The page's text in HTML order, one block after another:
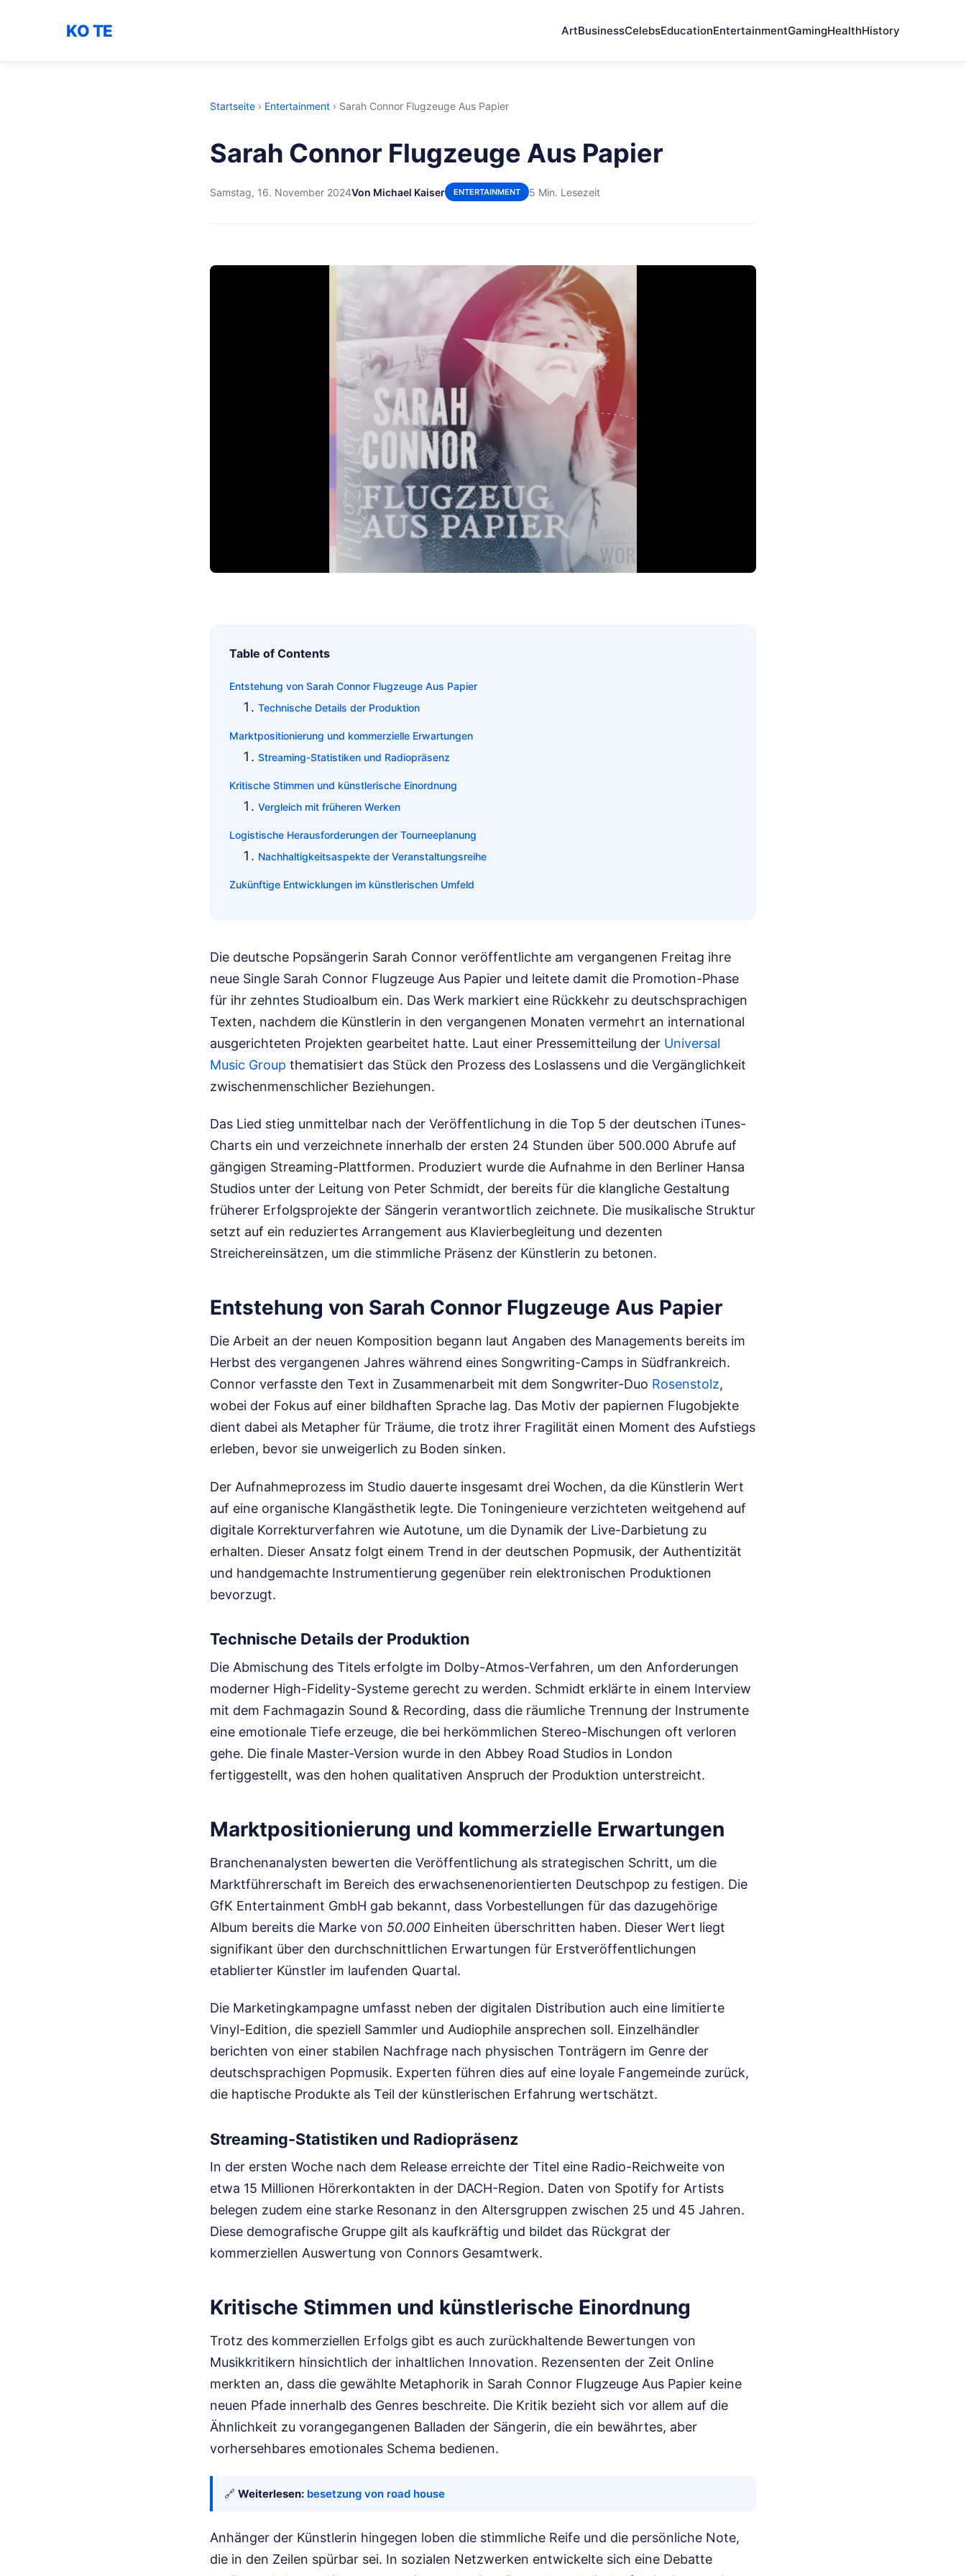
KO TE ArtBusinessCelebsEducationEntertainmentGamingHealthHistory
Startseite › Entertainment › Sarah Connor Flugzeuge Aus Papier
Sarah Connor Flugzeuge Aus Papier
Samstag, 16. November 2024Von Michael Kaiser ENTERTAINMENT 5 Min. Lesezeit
Table of Contents
Entstehung von Sarah Connor Flugzeuge Aus Papier
Technische Details der Produktion
Marktpositionierung und kommerzielle Erwartungen
Streaming-Statistiken und Radiopräsenz
Kritische Stimmen und künstlerische Einordnung
Vergleich mit früheren Werken
Logistische Herausforderungen der Tourneeplanung
Nachhaltigkeitsaspekte der Veranstaltungsreihe
Zukünftige Entwicklungen im künstlerischen Umfeld
Die deutsche Popsängerin Sarah Connor veröffentlichte am vergangenen Freitag ihre
neue Single Sarah Connor Flugzeuge Aus Papier und leitete damit die Promotion-Phase
für ihr zehntes Studioalbum ein. Das Werk markiert eine Rückkehr zu deutschsprachigen
Texten, nachdem die Künstlerin in den vergangenen Monaten vermehrt an international
ausgerichteten Projekten gearbeitet hatte. Laut einer Pressemitteilung der Universal
Music Group thematisiert das Stück den Prozess des Loslassens und die Vergänglichkeit
zwischenmenschlicher Beziehungen.
Das Lied stieg unmittelbar nach der Veröffentlichung in die Top 5 der deutschen iTunes-
Charts ein und verzeichnete innerhalb der ersten 24 Stunden über 500.000 Abrufe auf
gängigen Streaming-Plattformen. Produziert wurde die Aufnahme in den Berliner Hansa
Studios unter der Leitung von Peter Schmidt, der bereits für die klangliche Gestaltung
früherer Erfolgsprojekte der Sängerin verantwortlich zeichnete. Die musikalische Struktur
setzt auf ein reduziertes Arrangement aus Klavierbegleitung und dezenten
Streichereinsätzen, um die stimmliche Präsenz der Künstlerin zu betonen.
Entstehung von Sarah Connor Flugzeuge Aus Papier
Die Arbeit an der neuen Komposition begann laut Angaben des Managements bereits im
Herbst des vergangenen Jahres während eines Songwriting-Camps in Südfrankreich.
Connor verfasste den Text in Zusammenarbeit mit dem Songwriter-Duo Rosenstolz,
wobei der Fokus auf einer bildhaften Sprache lag. Das Motiv der papiernen Flugobjekte
dient dabei als Metapher für Träume, die trotz ihrer Fragilität einen Moment des Aufstiegs
erleben, bevor sie unweigerlich zu Boden sinken.
Der Aufnahmeprozess im Studio dauerte insgesamt drei Wochen, da die Künstlerin Wert
auf eine organische Klangästhetik legte. Die Toningenieure verzichteten weitgehend auf
digitale Korrekturverfahren wie Autotune, um die Dynamik der Live-Darbietung zu
erhalten. Dieser Ansatz folgt einem Trend in der deutschen Popmusik, der Authentizität
und handgemachte Instrumentierung gegenüber rein elektronischen Produktionen
bevorzugt.
Technische Details der Produktion
Die Abmischung des Titels erfolgte im Dolby-Atmos-Verfahren, um den Anforderungen
moderner High-Fidelity-Systeme gerecht zu werden. Schmidt erklärte in einem Interview
mit dem Fachmagazin Sound & Recording, dass die räumliche Trennung der Instrumente
eine emotionale Tiefe erzeuge, die bei herkömmlichen Stereo-Mischungen oft verloren
gehe. Die finale Master-Version wurde in den Abbey Road Studios in London
fertiggestellt, was den hohen qualitativen Anspruch der Produktion unterstreicht.
Marktpositionierung und kommerzielle Erwartungen
Branchenanalysten bewerten die Veröffentlichung als strategischen Schritt, um die
Marktführerschaft im Bereich des erwachsenenorientierten Deutschpop zu festigen. Die
GfK Entertainment GmbH gab bekannt, dass Vorbestellungen für das dazugehörige
Album bereits die Marke von 50.000 Einheiten überschritten haben. Dieser Wert liegt
signifikant über den durchschnittlichen Erwartungen für Erstveröffentlichungen
etablierter Künstler im laufenden Quartal.
Die Marketingkampagne umfasst neben der digitalen Distribution auch eine limitierte
Vinyl-Edition, die speziell Sammler und Audiophile ansprechen soll. Einzelhändler
berichten von einer stabilen Nachfrage nach physischen Tonträgern im Genre der
deutschsprachigen Popmusik. Experten führen dies auf eine loyale Fangemeinde zurück,
die haptische Produkte als Teil der künstlerischen Erfahrung wertschätzt.
Streaming-Statistiken und Radiopräsenz
In der ersten Woche nach dem Release erreichte der Titel eine Radio-Reichweite von
etwa 15 Millionen Hörerkontakten in der DACH-Region. Daten von Spotify for Artists
belegen zudem eine starke Resonanz in den Altersgruppen zwischen 25 und 45 Jahren.
Diese demografische Gruppe gilt als kaufkräftig und bildet das Rückgrat der
kommerziellen Auswertung von Connors Gesamtwerk.
Kritische Stimmen und künstlerische Einordnung
Trotz des kommerziellen Erfolgs gibt es auch zurückhaltende Bewertungen von
Musikkritikern hinsichtlich der inhaltlichen Innovation. Rezensenten der Zeit Online
merkten an, dass die gewählte Metaphorik in Sarah Connor Flugzeuge Aus Papier keine
neuen Pfade innerhalb des Genres beschreite. Die Kritik bezieht sich vor allem auf die
Ähnlichkeit zu vorangegangenen Balladen der Sängerin, die ein bewährtes, aber
vorhersehbares emotionales Schema bedienen.
🔗 Weiterlesen: besetzung von road house
Anhänger der Künstlerin hingegen loben die stimmliche Reife und die persönliche Note,
die in den Zeilen spürbar sei. In sozialen Netzwerken entwickelte sich eine Debatte